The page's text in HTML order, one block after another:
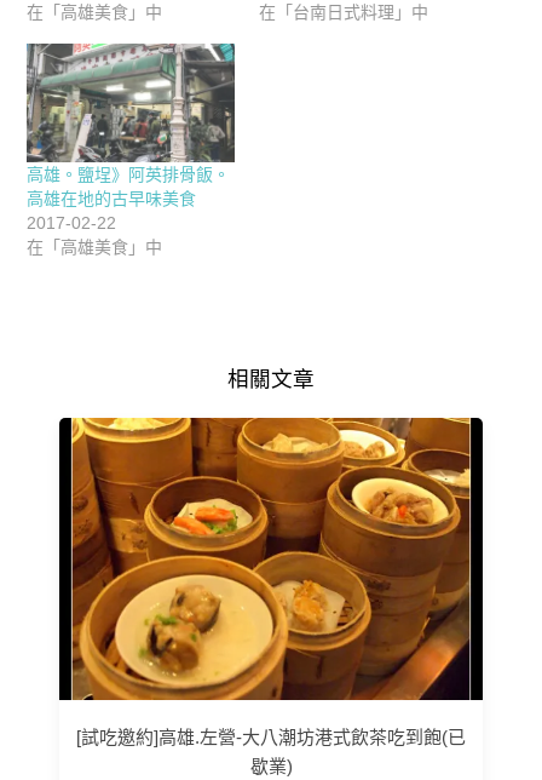
在「高雄美食」中
在「台南日式料理」中
高雄。鹽埕》阿英排骨飯。
高雄在地的古早味美食
2017-02-22
在「高雄美食」中
相關文章
[試吃邀約]高雄.左營-大八潮坊港式飲茶吃到飽(已
歇業)